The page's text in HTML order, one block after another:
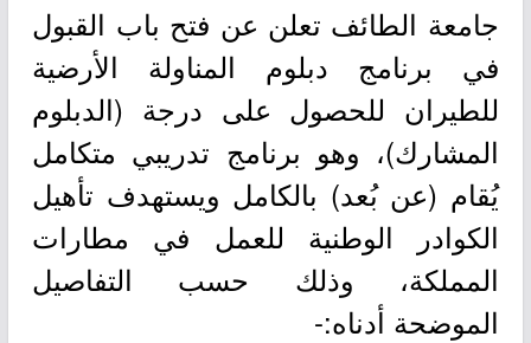
جامعة الطائف تعلن عن فتح باب القبول
في برنامج دبلوم المناولة الأرضية
للطيران للحصول على درجة (الدبلوم
المشارك)، وهو برنامج تدريبي متكامل
يُقام (عن بُعد) بالكامل ويستهدف تأهيل
الكوادر الوطنية للعمل في مطارات
المملكة، وذلك حسب التفاصيل
الموضحة أدناه:-